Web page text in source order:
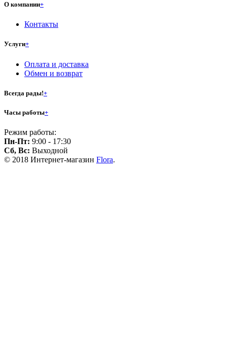
О компании+
Контакты
Услуги+
Оплата и доставка
Обмен и возврат
Всегда рады!+
Часы работы+
Режим работы:
Пн-Пт: 9:00 - 17:30
Сб, Вс: Выходной
© 2018 Интернет-магазин Flora.